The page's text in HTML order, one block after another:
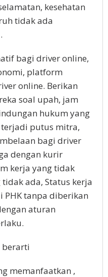
kesehatan
tidak ada
bagi driver online,
platform
online. Berikan
soal upah, jam
hukum yang
putus mitra,
bagi driver
dengan kurir
kerja yang tidak
ada, Status kerja
PHK tanpa diberikan
aturan
berarti
memanfaatkan ,